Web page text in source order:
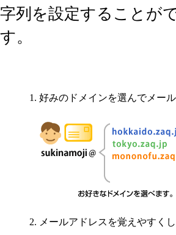
字列を設定することが
す。
好みのドメインを選んでメー
メールアドレスを覚えやすく